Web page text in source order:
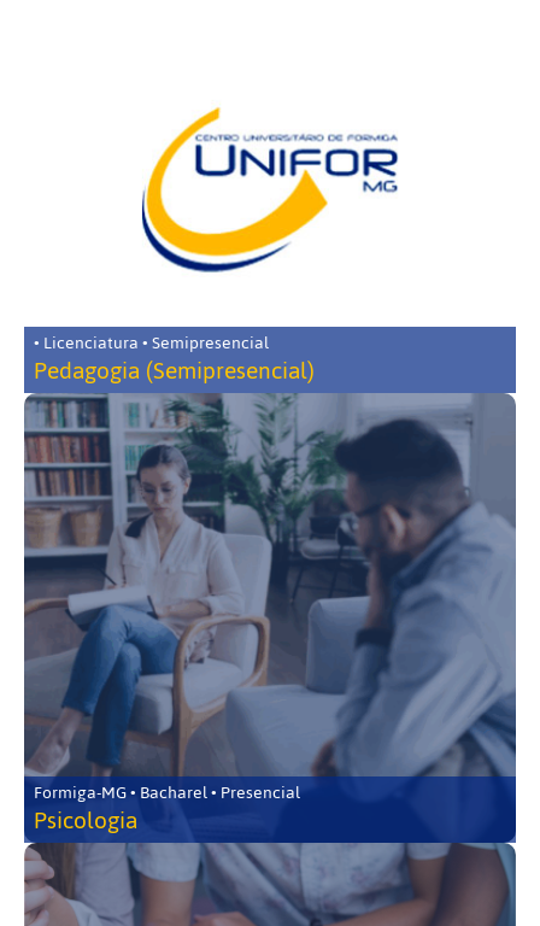
• Licenciatura • Semipresencial
Pedagogia (Semipresencial)
Formiga-MG • Bacharel • Presencial
Psicologia